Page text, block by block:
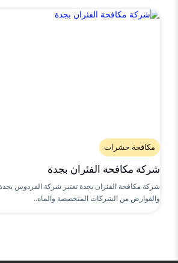
مكافحة حشرات
شركة مكافحة الفئران بجدة
شركة مكافحة الفئران بجدة تعتبر شركة الفردوس
والقوارض من الشركات المتخصصة والماه..